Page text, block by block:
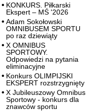
KONKURS. Piłkarski
Ekspert – MŚ '2026
Adam Sokołowski
OMNIBUSEM SPORTU
po raz dziewiąty
X OMNIBUS
SPORTOWY.
Odpowiedzi na pytania
eliminacyjne
Konkurs OLIMPIJSKI
EKSPERT rozstrzygnięty
X Jubileuszowy Omnibus
Sportowy - konkurs dla
znawców sportu